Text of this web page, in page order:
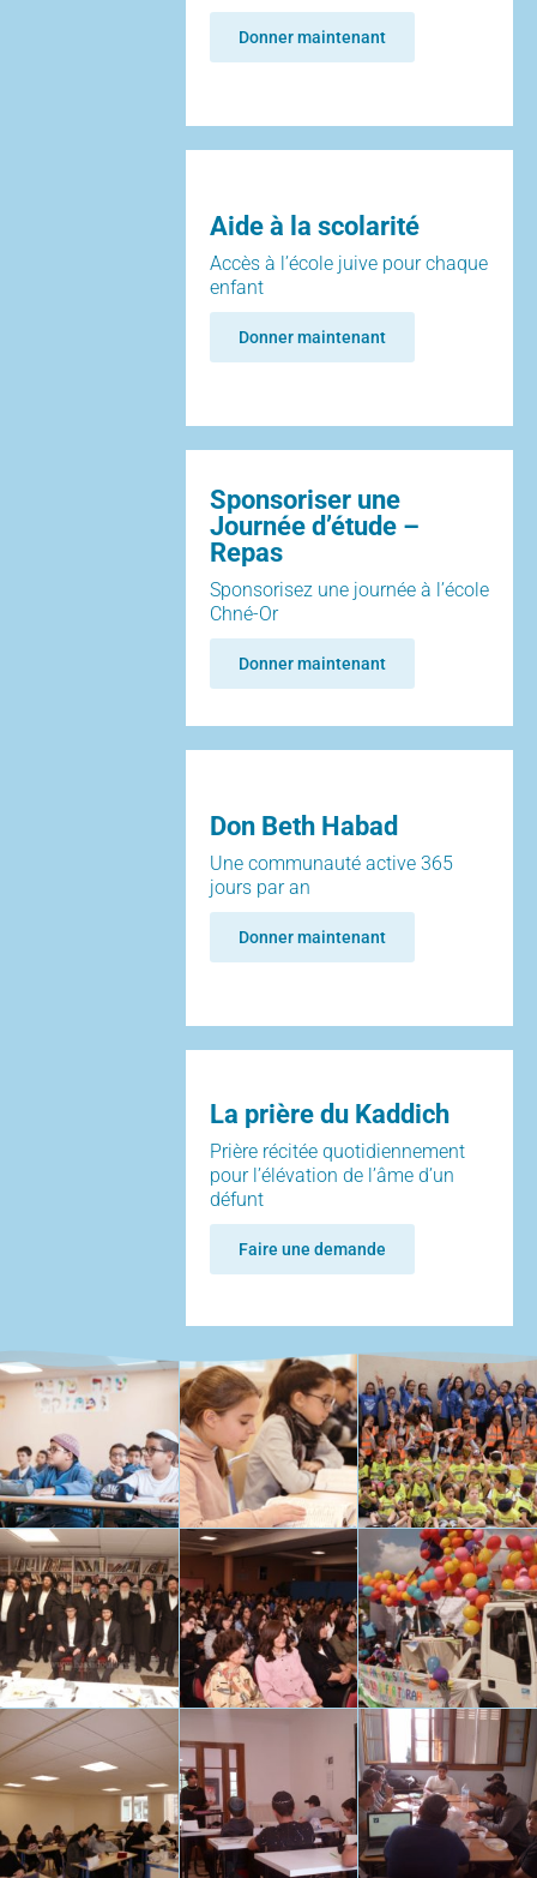
Donner maintenant
Aide à la scolarité
Accès à l’école juive pour chaque
enfant
Donner maintenant
Sponsoriser une
Journée d’étude –
Repas
Sponsorisez une journée à l’école
Chné-Or
Donner maintenant
Don Beth Habad
Une communauté active 365
jours par an
Donner maintenant
La prière du Kaddich
Prière récitée quotidiennement
pour l’élévation de l’âme d’un
défunt
Faire une demande